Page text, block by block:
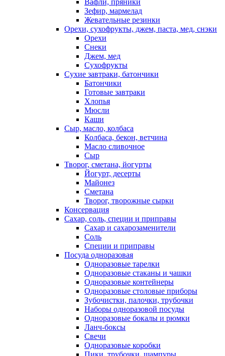
Вафли, пряники
Зефир, мармелад
Жевательные резинки
Орехи, сухофрукты, джем, паста, мед, снэки
Орехи
Снеки
Джем, мед
Сухофрукты
Сухие завтраки, батончики
Батончики
Готовые завтраки
Хлопья
Мюсли
Каши
Сыр, масло, колбаса
Колбаса, бекон, ветчина
Масло сливочное
Сыр
Творог, сметана, йогурты
Йогурт, десерты
Майонез
Сметана
Творог, творожные сырки
Консервация
Сахар, соль, специи и приправы
Сахар и сахарозаменители
Соль
Специи и приправы
Посуда одноразовая
Одноразовые тарелки
Одноразовые стаканы и чашки
Одноразовые контейнеры
Одноразовые столовые приборы
Зубочистки, палочки, трубочки
Наборы одноразовой посуды
Одноразовые бокалы и рюмки
Ланч-боксы
Свечи
Одноразовые коробки